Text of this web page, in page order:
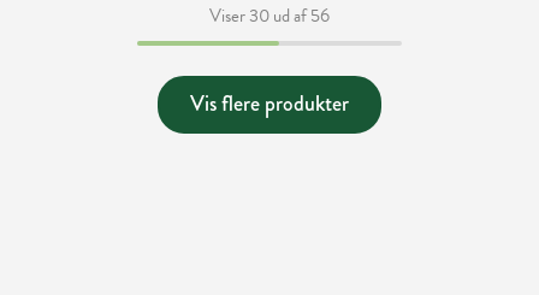
Viser 30 ud af 56
Vis flere produkter